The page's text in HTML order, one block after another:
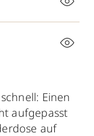
Einen
aufgepasst
auf